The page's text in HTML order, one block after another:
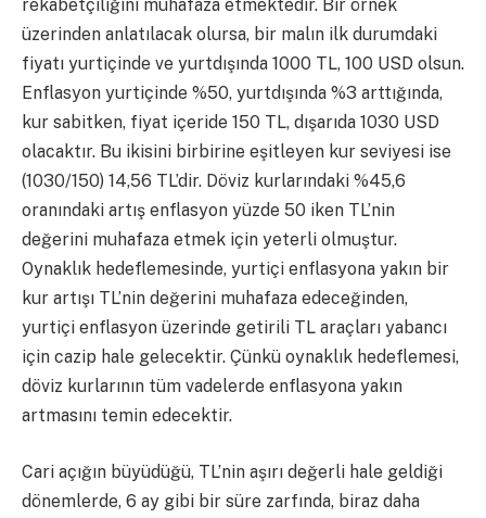
rekabetçiliğini muhafaza etmektedir. Bir örnek
üzerinden anlatılacak olursa, bir malın ilk durumdaki
fiyatı yurtiçinde ve yurtdışında 1000 TL, 100 USD olsun.
Enflasyon yurtiçinde %50, yurtdışında %3 arttığında,
kur sabitken, fiyat içeride 150 TL, dışarıda 1030 USD
olacaktır. Bu ikisini birbirine eşitleyen kur seviyesi ise
(1030/150) 14,56 TL’dir. Döviz kurlarındaki %45,6
oranındaki artış enflasyon yüzde 50 iken TL’nin
değerini muhafaza etmek için yeterli olmuştur.
Oynaklık hedeflemesinde, yurtiçi enflasyona yakın bir
kur artışı TL’nin değerini muhafaza edeceğinden,
yurtiçi enflasyon üzerinde getirili TL araçları yabancı
için cazip hale gelecektir. Çünkü oynaklık hedeflemesi,
döviz kurlarının tüm vadelerde enflasyona yakın
artmasını temin edecektir.
Cari açığın büyüdüğü, TL’nin aşırı değerli hale geldiği
dönemlerde, 6 ay gibi bir süre zarfında, biraz daha